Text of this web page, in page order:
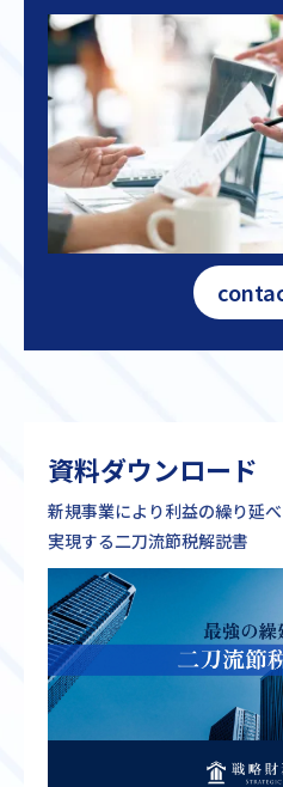
資料ダウンロード
新規事業により利益の繰り延
実現する二刀流節税解説書